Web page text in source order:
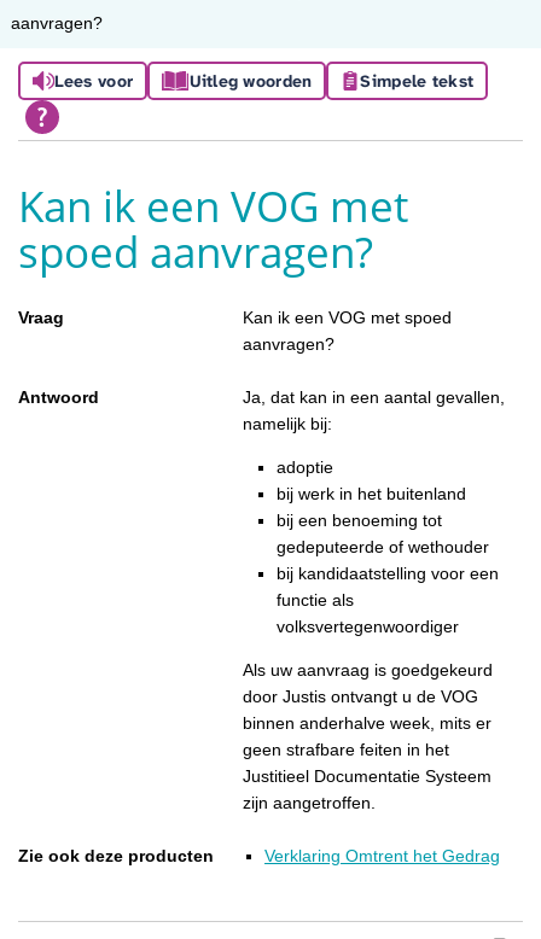
aanvragen?
Lees voor Uitleg woorden Simpele tekst
Kan ik een VOG met
spoed aanvragen?
Vraag
Kan ik een VOG met spoed
aanvragen?
Antwoord
Ja, dat kan in een aantal gevallen,
namelijk bij:
adoptie
bij werk in het buitenland
bij een benoeming tot
gedeputeerde of wethouder
bij kandidaatstelling voor een
functie als
volksvertegenwoordiger
Als uw aanvraag is goedgekeurd
door Justis ontvangt u de VOG
binnen anderhalve week, mits er
geen strafbare feiten in het
Justitieel Documentatie Systeem
zijn aangetroffen.
Zie ook deze producten Verklaring Omtrent het Gedrag